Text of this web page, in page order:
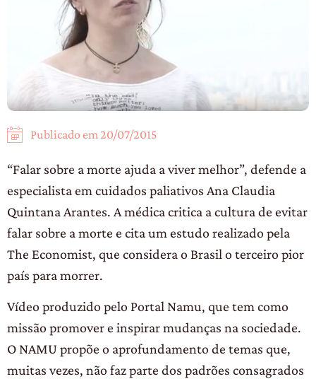
Publicado em 20/07/2015
“Falar sobre a morte ajuda a viver melhor”, defende a
especialista em cuidados paliativos Ana Claudia
Quintana Arantes. A médica critica a cultura de evitar
falar sobre a morte e cita um estudo realizado pela
The Economist, que considera o Brasil o terceiro pior
país para morrer.
Vídeo produzido pelo Portal Namu, que tem como
missão promover e inspirar mudanças na sociedade.
O NAMU propõe o aprofundamento de temas que,
muitas vezes, não faz parte dos padrões consagrados